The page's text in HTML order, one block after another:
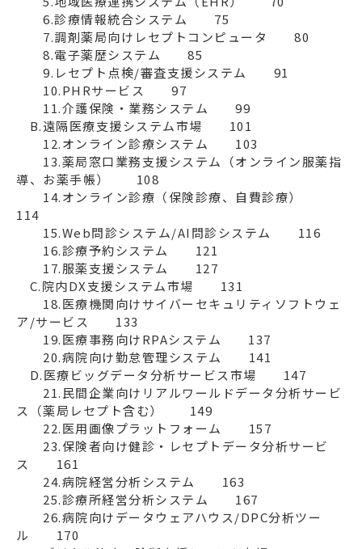
6.診療情報統合システム　　75
7.調剤薬局向けレセプトコンピュータ　　80
8.電子薬歴システム　　85
9.レセプト点検/審査支援システム　　91
10.PHRサービス　　97
11.介護保険・業務システム　　99
B.遠隔医療支援システム市場　　101
12.オンライン診療システム　　103
13.薬局窓口業務支援システム（オンライン服薬指
導、お薬手帳）　　108
14.オンライン診療（保険診療、自費診療）
114
15.Web問診システム/AI問診システム　　116
16.診療予約システム　　121
17.服薬支援システム　　127
C.院内DX支援システム市場　　131
18.医療機関向けサイバーセキュリティソフトウェ
ア/サービス　　133
19.医療事務向けRPAシステム　　137
20.病院向け勤怠管理システム　　141
D.医療ビッグデータ分析サービス市場　　147
21.民間企業向けリアルワールドデータ分析サービ
ス（薬局レセプト含む）　　149
22.医用画像プラットフォーム　　157
23.保険者向け健診・レセプトデータ分析サービ
ス　　161
24.病院経営分析システム　　163
25.診療所経営分析システム　　167
26.病院向けデータウェアハウス/DPC分析ツー
ル　　170